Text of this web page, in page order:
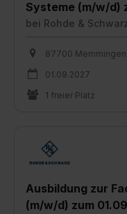
Systeme (m/w/d)
bei Rohde &
87700 Memmingen
01.09.2027
1 freier Platz
Ausbildung zur
(m/w/d) zum